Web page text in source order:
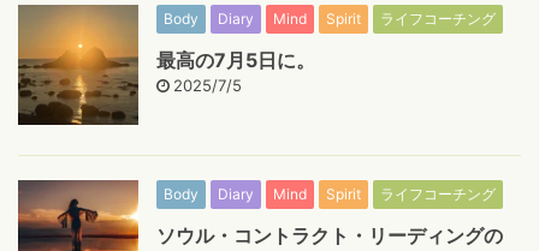
Body Diary Mind Spirit ライフコーチング
最高の7月5日に。
2025/7/5
Body Diary Mind Spirit ライフコーチング
ソウル・コントラクト・リーディングの